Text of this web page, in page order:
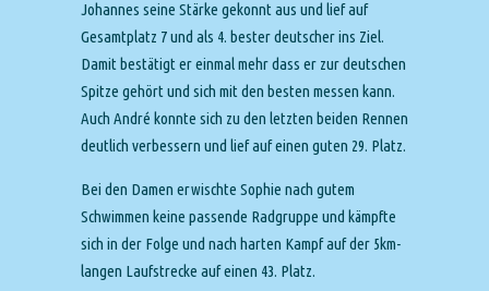
Johannes seine Stärke gekonnt aus und lief auf
Gesamtplatz 7 und als 4. bester deutscher ins Ziel.
Damit bestätigt er einmal mehr dass er zur deutschen
Spitze gehört und sich mit den besten messen kann.
Auch André konnte sich zu den letzten beiden Rennen
deutlich verbessern und lief auf einen guten 29. Platz.
Bei den Damen erwischte Sophie nach gutem
Schwimmen keine passende Radgruppe und kämpfte
sich in der Folge und nach harten Kampf auf der 5km-
langen Laufstrecke auf einen 43. Platz.